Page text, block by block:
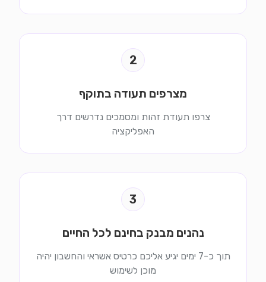
2
מצרפים תעודה בתוקף
צרפו תעודת זהות ומסמכים נדרשים דרך
האפליקציה
3
נהנים מבנק בחינם לכל החיים
תוך כ-7 ימים יגיע אליכם כרטיס אשראי והחשבון יהיה
מוכן לשימוש